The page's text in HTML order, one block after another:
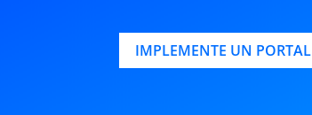
IMPLEMENTE UN PORTAL